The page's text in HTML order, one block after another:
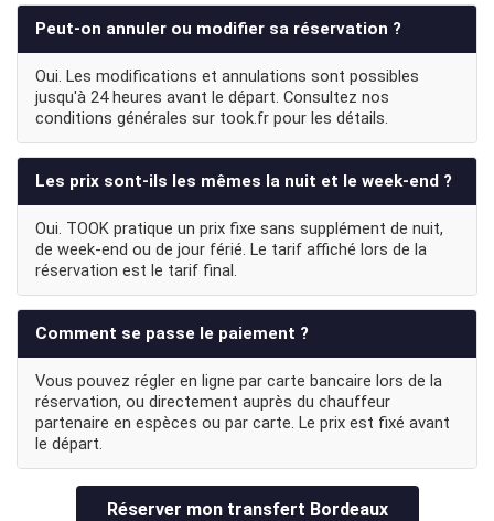
Peut-on annuler ou modifier sa réservation ?
Oui. Les modifications et annulations sont possibles
jusqu'à 24 heures avant le départ. Consultez nos
conditions générales sur took.fr pour les détails.
Les prix sont-ils les mêmes la nuit et le week-end ?
Oui. TOOK pratique un prix fixe sans supplément de nuit,
de week-end ou de jour férié. Le tarif affiché lors de la
réservation est le tarif final.
Comment se passe le paiement ?
Vous pouvez régler en ligne par carte bancaire lors de la
réservation, ou directement auprès du chauffeur
partenaire en espèces ou par carte. Le prix est fixé avant
le départ.
Réserver mon transfert Bordeaux